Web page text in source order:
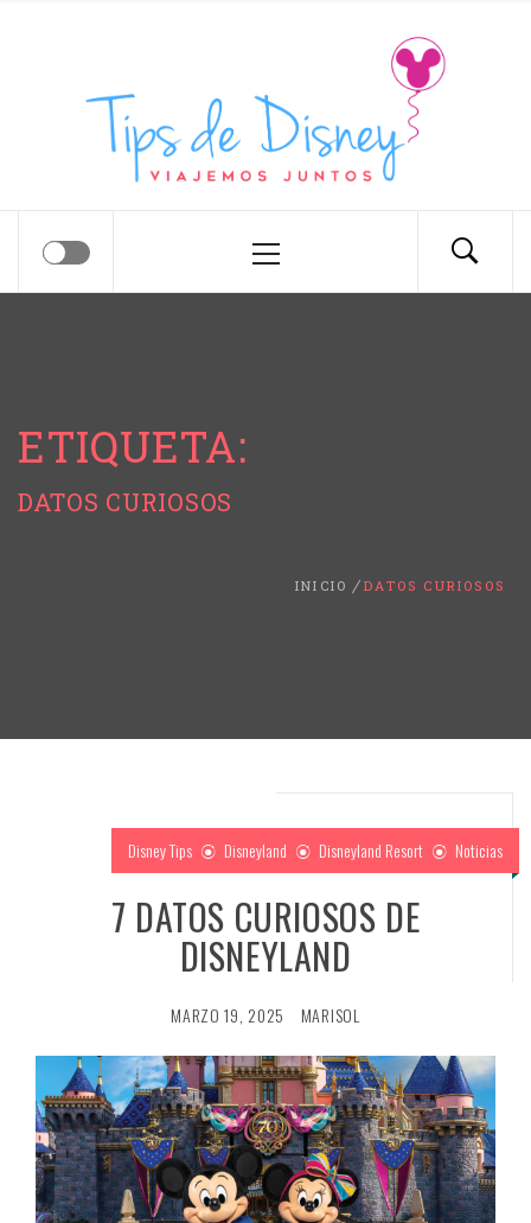
ETIQUETA:
DATOS CURIOSOS
INICIO DATOS CURIOSOS
Disney Tips Disneyland Disneyland Resort Noticias
7 DATOS CURIOSOS DE
DISNEYLAND
MARZO 19, 2025 MARISOL